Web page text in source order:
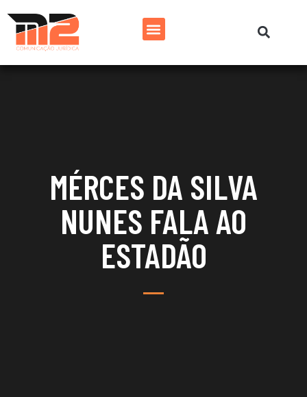
MÉRCES DA SILVA
NUNES FALA AO
ESTADÃO